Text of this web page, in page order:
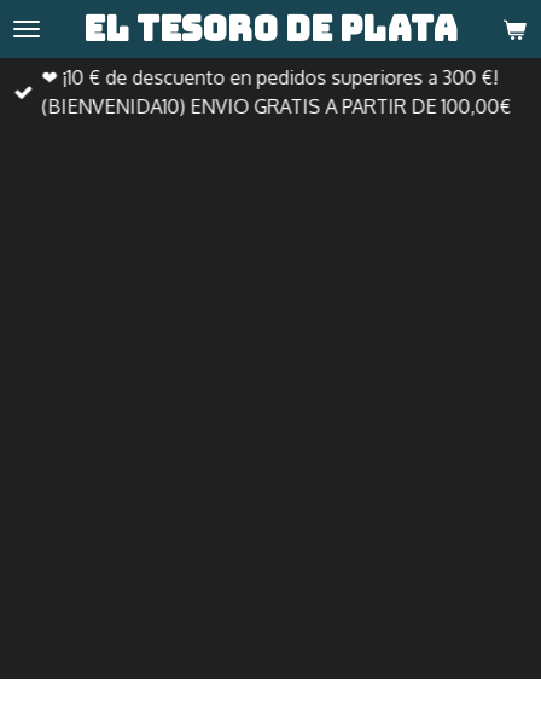
Ir
al
contenido
principal
El tesoro de plata
❤ ¡10 € de descuento en pedidos superiores a 300 €!
(BIENVENIDA10) ENVIO GRATIS A PARTIR DE 100,00€